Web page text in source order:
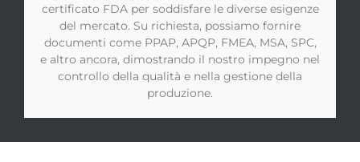
certificato FDA per soddisfare le diverse esigenze
del mercato. Su richiesta, possiamo fornire
documenti come PPAP, APQP, FMEA, MSA, SPC,
e altro ancora, dimostrando il nostro impegno nel
controllo della qualità e nella gestione della
produzione.